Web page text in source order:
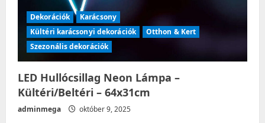
Dekorációk
Karácsony
Kültéri karácsonyi dekorációk
Otthon & Kert
Szezonális dekorációk
LED Hullócsillag Neon Lámpa –
Kültéri/Beltéri – 64x31cm
adminmega október 9, 2025